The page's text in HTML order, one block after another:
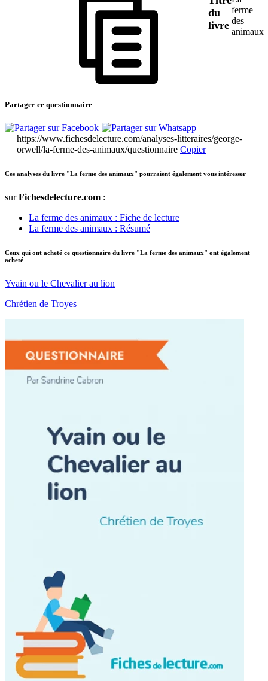
du
livre
ferme
des
animaux
Partager ce questionnaire
https://www.fichesdelecture.com/analyses-litteraires/george-
orwell/la-ferme-des-animaux/questionnaire Copier
Ces analyses du livre "La ferme des animaux" pourraient également vous intéresser
surFichesdelecture.com :
La ferme des animaux : Fiche de lecture
La ferme des animaux : Résumé
Ceux qui ont acheté ce questionnaire du livre "La ferme des animaux" ont également
acheté
Yvain ou le Chevalier au lion
Chrétien de Troyes